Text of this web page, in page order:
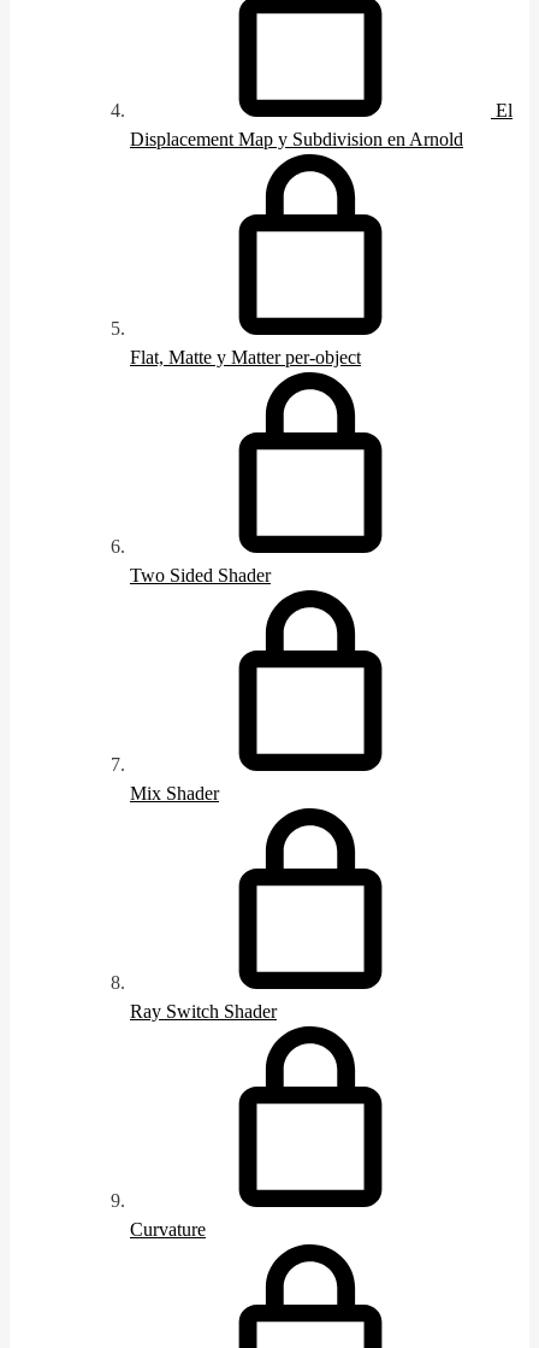
El
Displacement Map y Subdivision en Arnold
Flat, Matte y Matter per-object
Two Sided Shader
Mix Shader
Ray Switch Shader
Curvature